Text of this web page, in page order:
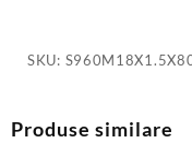
SKU:
Produse similare